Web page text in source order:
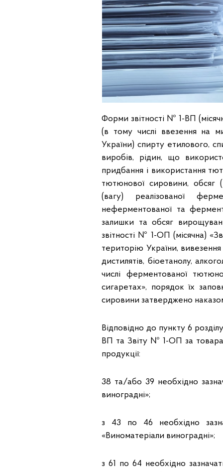
Форми звітності № 1-ВП
(в тому числі ввезення на
України) спирту етилового,
виробів, рідин, що
придбання і використання
тютюнової сировини, обсяг
(вагу) реалізованої
неферментованої та
залишки та обсяг
звітності № 1-ОП (місячна)
територію України,
дистилятів, біоетанолу,
числі ферментованої
сигаретах», порядок їх
сировини затверджено
Відповідно до пункту 6
ВП та Звіту № 1-ОП за
продукції:
38 та/або 39 необхідно
виноградні»;
з 43 по 46 необхідно
«Виноматеріали виноградні»;
з 61 по 64 необхідно